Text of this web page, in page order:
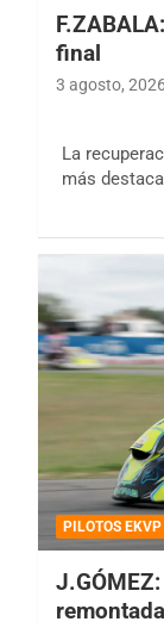
final
3 agosto, 2026
La
más
PILOTOS EKVP
remontada